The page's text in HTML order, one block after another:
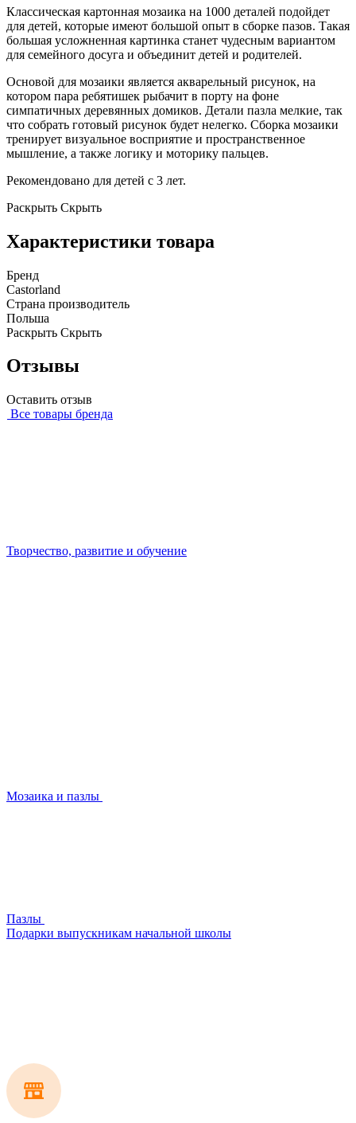
Классическая картонная мозаика на 1000 деталей подойдет
для детей, которые имеют большой опыт в сборке пазов. Такая
большая усложненная картинка станет чудесным вариантом
для семейного досуга и объединит детей и родителей.
Основой для мозаики является акварельный рисунок, на
котором пара ребятишек рыбачит в порту на фоне
симпатичных деревянных домиков. Детали пазла мелкие, так
что собрать готовый рисунок будет нелегко. Сборка мозаики
тренирует визуальное восприятие и пространственное
мышление, а также логику и моторику пальцев.
Рекомендовано для детей с 3 лет.
Раскрыть Скрыть
Характеристики товара
Бренд
Castorland
Страна производитель
Польша
Раскрыть Скрыть
Отзывы
Оставить отзыв
Все товары бренда
Творчество, развитие и обучение
Мозаика и пазлы
Пазлы
Подарки выпускникам начальной школы